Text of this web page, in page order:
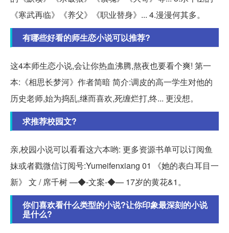
《寒武再临》《养父》《职业替身》... 4.漫漫何其多。
有哪些好看的师生恋小说可以推荐?
这4本师生恋小说,会让你热血沸腾,熬夜也要看个爽! 第一
本:《相思长梦河》作者简暗 简介:调皮的高一学生对他的
历史老师,始为捣乱,继而喜欢,死缠烂打,终... 更没想。
求推荐校园文?
亲,校园小说可以看看这六本哟: 更多资源书单可以订阅鱼
妹或者戳微信订阅号:Yumeifenxiang 01 《她的表白耳目一
新》 文 / 席千树 —◆-文案-◆— 17岁的黄花&1。
你们喜欢看什么类型的小说?让你印象最深刻的小说
是什么?